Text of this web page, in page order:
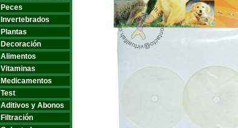
Peces
Invertebrados
Plantas
Decoración
Alimentos
Vitaminas
Medicamentos
Test
Aditivos y Abonos
Filtración